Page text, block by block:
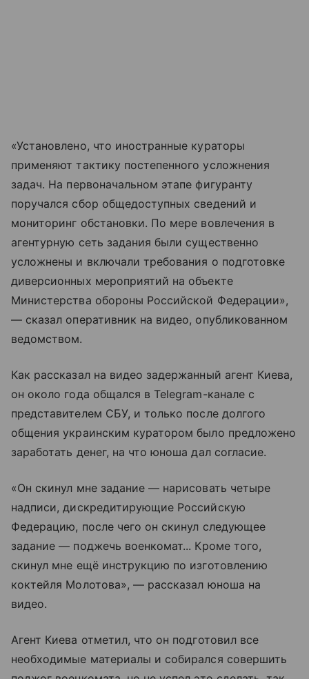
«Установлено, что иностранные кураторы
применяют тактику постепенного усложнения
задач. На первоначальном этапе фигуранту
поручался сбор общедоступных сведений и
мониторинг обстановки. По мере вовлечения в
агентурную сеть задания были существенно
усложнены и включали требования о подготовке
диверсионных мероприятий на объекте
Министерства обороны Российской Федерации»,
— сказал оперативник на видео, опубликованном
ведомством.
Как рассказал на видео задержанный агент Киева,
он около года общался в Telegram-канале с
представителем СБУ, и только после долгого
общения украинским куратором было предложено
заработать денег, на что юноша дал согласие.
«Он скинул мне задание — нарисовать четыре
надписи, дискредитирующие Российскую
Федерацию, после чего он скинул следующее
задание — поджечь военкомат... Кроме того,
скинул мне ещё инструкцию по изготовлению
коктейля Молотова», — рассказал юноша на
видео.
Агент Киева отметил, что он подготовил все
необходимые материалы и собирался совершить